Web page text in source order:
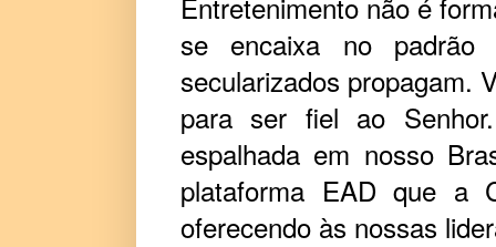
se encaixa no
secularizados propagam.
para ser fiel ao
espalhada em nosso
plataforma EAD que a
oferecendo às nossas